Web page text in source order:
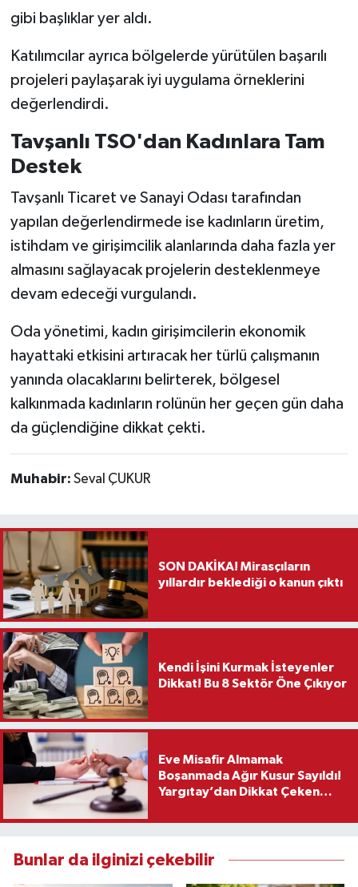
gibi başlıklar yer aldı.
Katılımcılar ayrıca bölgelerde yürütülen başarılı
projeleri paylaşarak iyi uygulama örneklerini
değerlendirdi.
Tavşanlı TSO'dan Kadınlara Tam
Destek
Tavşanlı Ticaret ve Sanayi Odası tarafından
yapılan değerlendirmede ise kadınların üretim,
istihdam ve girişimcilik alanlarında daha fazla yer
almasını sağlayacak projelerin desteklenmeye
devam edeceği vurgulandı.
Oda yönetimi, kadın girişimcilerin ekonomik
hayattaki etkisini artıracak her türlü çalışmanın
yanında olacaklarını belirterek, bölgesel
kalkınmada kadınların rolünün her geçen gün daha
da güçlendiğine dikkat çekti.
Muhabir: Seval ÇUKUR
SON DAKİKA! Mirasçıların
yıllardır beklediği o kanun çıktı
Kendi İşini Kurmak İsteyenler
Dikkat! Bu 8 Sektör Öne Çıkıyor
Eve Misafir Almamak
Boşanmada Ağır Kusur Sayıldı!
Yargıtay’dan Dikkat Çeken
Bunlar da ilginizi çekebilir